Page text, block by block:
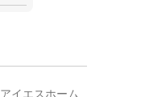
アイエスホーム